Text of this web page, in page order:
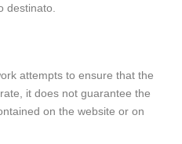
destinato.
attempts to ensure that the
it does not guarantee the
on the website or on